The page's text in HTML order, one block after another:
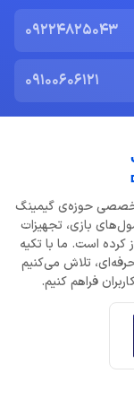
09224825043
09100606121
از مراجع تخصصی حوزه‌ی گیمینگ
بازی، تجهیزات
کرده است. ما با تکیه
تلاش می‌کنیم
فراهم کنیم.